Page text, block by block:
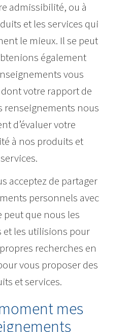
admissibilité, ou à
et les services qui
le mieux. Il se peut
également
vous
votre rapport de
renseignements nous
d’évaluer votre
à nos produits et
services.
acceptez de partager
personnels avec
peut que nous les
et les utilisions pour
recherches en
vous proposer des
et services.
mes